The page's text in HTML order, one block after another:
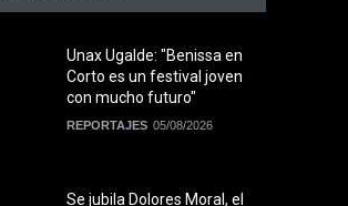
Unax Ugalde: "Benissa en
Corto es un festival joven
con mucho futuro"
REPORTAJES 05/08/2026
Se jubila Dolores Moral, el